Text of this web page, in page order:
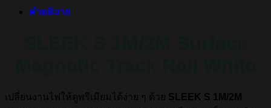
คำอธิบาย
เปลี่ยนงานไฟให้ดูพรีเมียมได้ง่าย ๆ ด้วย SLEEK S 1M/2M